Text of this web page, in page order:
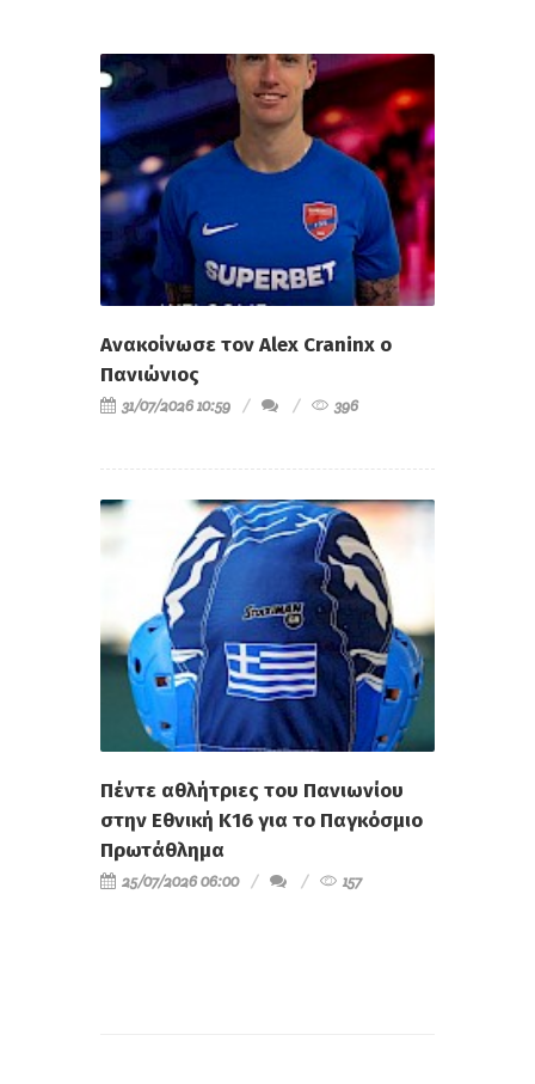
Ανακοίνωσε τον Alex Craninx ο
Πανιώνιος
31/07/2026 10:59 396
Πέντε αθλήτριες του Πανιωνίου
στην Εθνική Κ16 για το Παγκόσμιο
Πρωτάθλημα
25/07/2026 06:00 157